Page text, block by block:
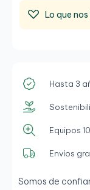
Lo que
Hasta 3
Equipos
Envíos
Somos de